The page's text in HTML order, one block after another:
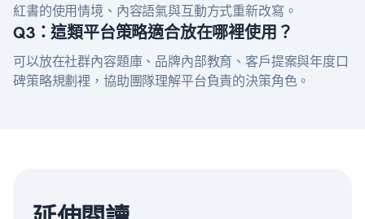
紅書的使用情境、內容語氣與互動方式重新改寫。
Q3：這類平台策略適合放在哪裡使用？
可以放在社群內容題庫、品牌內部教育、客戶提案與年度口
碑策略規劃裡，協助團隊理解平台負責的決策角色。